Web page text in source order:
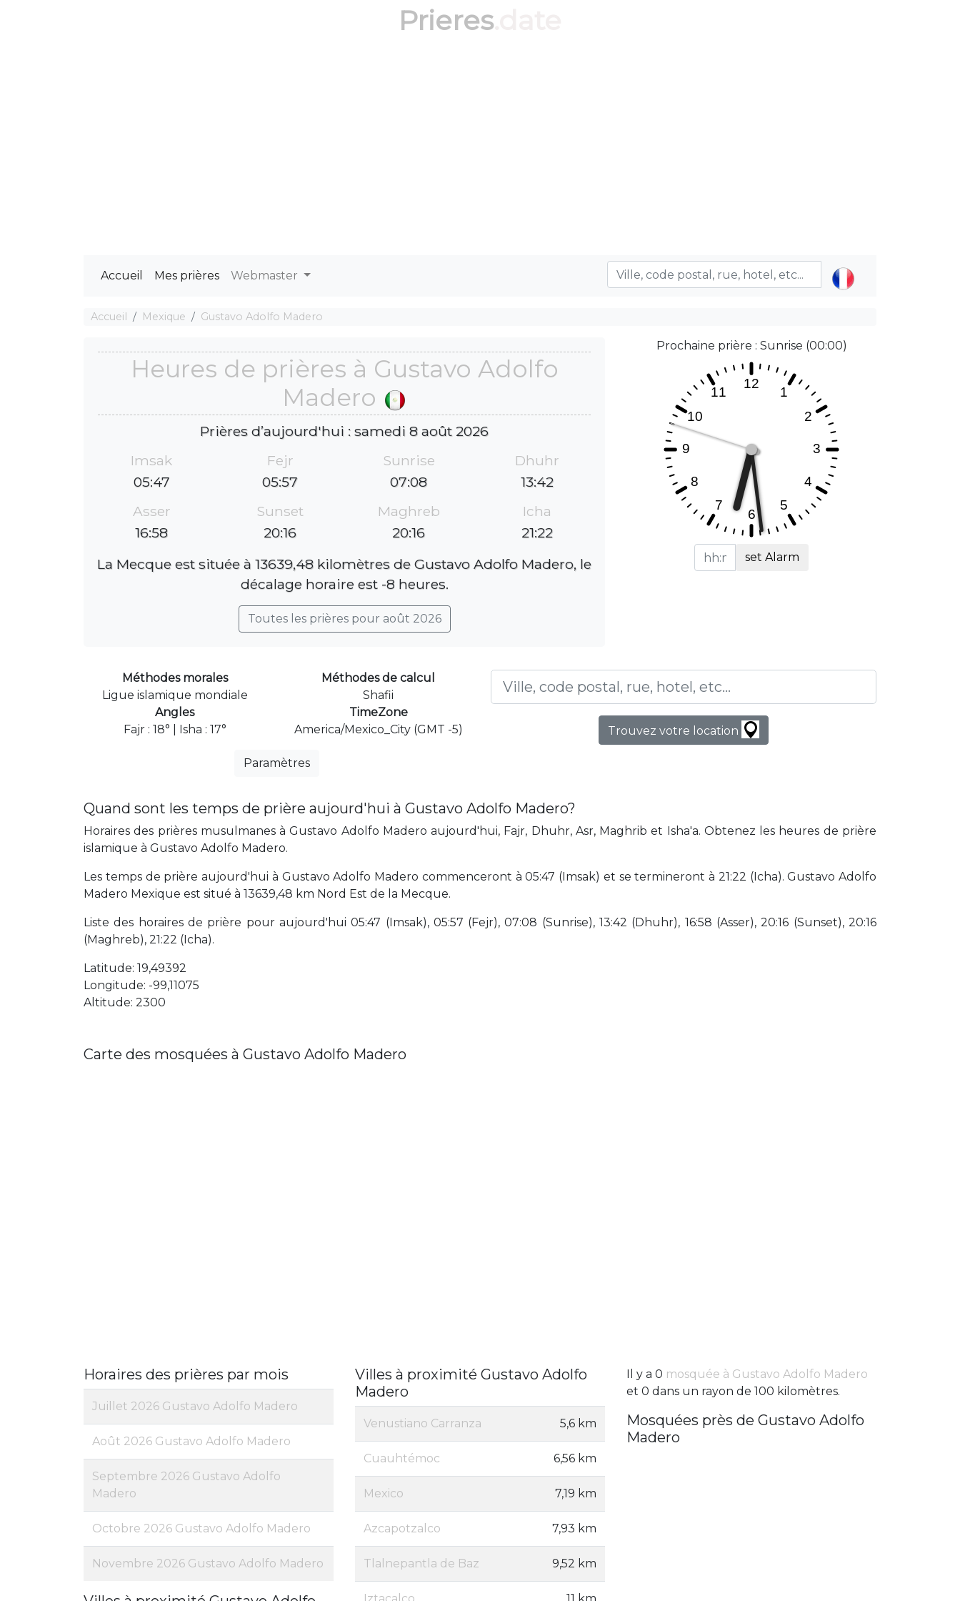
Prieres
Accueil Mes prières Webmaster
Accueil Mexique Gustavo Adolfo Madero
Heures de prières à Gustavo Adolfo
Madero
Prières d’aujourd'hui : samedi 8 août 2026
Imsak
05:47
Fejr
05:57
Sunrise
07:08
Dhuhr
13:42
Asser
16:58
Sunset
20:16
Maghreb
20:16
Icha
21:22
La Mecque est située à 13639,48 kilomètres de Gustavo Adolfo Madero, le
décalage horaire est -8 heures.
Toutes les prières pour août 2026
Prochaine prière : Sunrise (00:00)
set Alarm
Méthodes morales
Ligue islamique mondiale
Méthodes de calcul
Shafii
Angles
Fajr : 18° | Isha : 17°
TimeZone
America/Mexico_City (GMT -5)
Paramètres
Trouvez votre location
Quand sont les temps de prière aujourd'hui à Gustavo Adolfo Madero?
Horaires des prières musulmanes à Gustavo Adolfo Madero aujourd'hui, Fajr, Dhuhr, Asr, Maghrib et Isha'a. Obtenez les heures de prière
islamique à Gustavo Adolfo Madero.
Les temps de prière aujourd'hui à Gustavo Adolfo Madero commenceront à 05:47 (Imsak) et se termineront à 21:22 (Icha). Gustavo Adolfo
Madero Mexique est situé à 13639,48 km Nord Est de la Mecque.
Liste des horaires de prière pour aujourd'hui 05:47 (Imsak), 05:57 (Fejr), 07:08 (Sunrise), 13:42 (Dhuhr), 16:58 (Asser), 20:16 (Sunset), 20:16
(Maghreb), 21:22 (Icha).
Latitude: 19,49392
Longitude: -99,11075
Altitude: 2300
Carte des mosquées à Gustavo Adolfo Madero
Horaires des prières par mois
Juillet 2026 Gustavo Adolfo Madero
Août 2026 Gustavo Adolfo Madero
Septembre 2026 Gustavo Adolfo
Madero
Octobre 2026 Gustavo Adolfo Madero
Novembre 2026 Gustavo Adolfo Madero
Villes à proximité Gustavo Adolfo
Madero
Venustiano Carranza 5,6 km
Cuauhtémoc 6,56 km
Mexico 7,19 km
Azcapotzalco 7,93 km
Tlalnepantla de Baz 9,52 km
Iztacalco 11 km
Il y a 0 mosquée à Gustavo Adolfo Madero
et 0 dans un rayon de 100 kilomètres.
Mosquées près de Gustavo Adolfo
Madero